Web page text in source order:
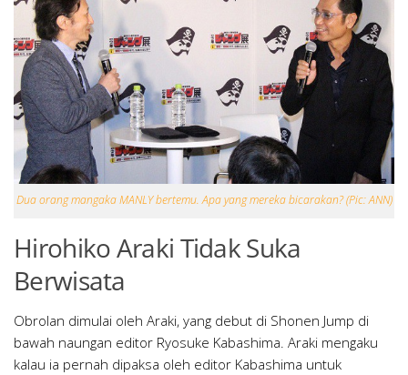
Dua orang mangaka MANLY bertemu. Apa yang mereka bicarakan? (Pic: ANN)
Hirohiko Araki Tidak Suka
Berwisata
Obrolan dimulai oleh Araki, yang debut di Shonen Jump di
bawah naungan editor Ryosuke Kabashima. Araki mengaku
kalau ia pernah dipaksa oleh editor Kabashima untuk